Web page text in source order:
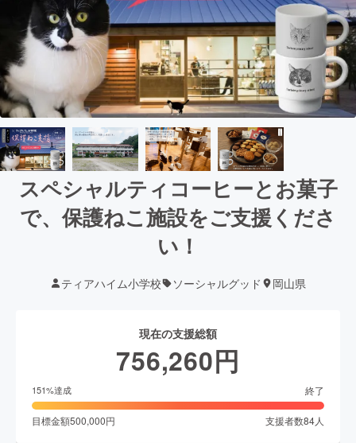
スペシャルティコーヒーとお菓子
で、保護ねこ施設をご支援くださ
い！
ティアハイム小学校 ソーシャルグッド 岡山県
現在の支援総額
756,260円
151%達成 終了
目標金額500,000円 支援者数84人